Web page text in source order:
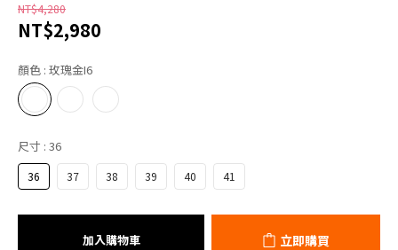
NT$4,280
NT$2,980
顏色 : 玫瑰金I6
尺寸 : 36
36 37 38 39 40 41
加入購物車 立即購買